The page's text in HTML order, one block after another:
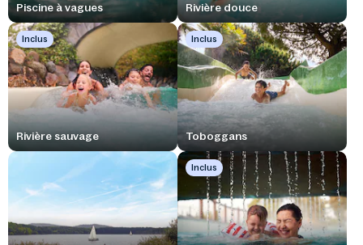
Piscine à vagues Rivière douce
Inclus
Rivière sauvage
Inclus
Toboggans
Inclus